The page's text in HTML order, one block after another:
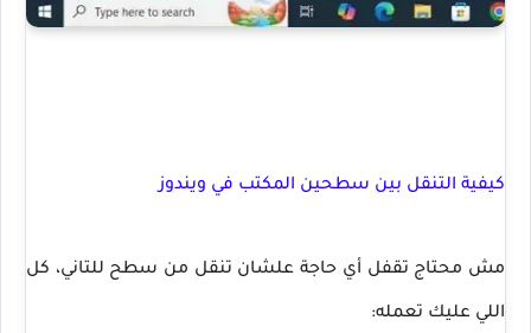
كيفية التنقل بين سطحين المكتب في ويندوز
مش محتاج تقفل أي حاجة علشان تنقل من سطح للتاني، كل
اللي عليك تعمله: